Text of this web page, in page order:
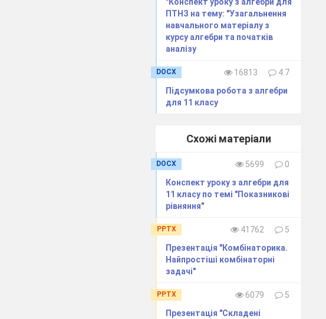
ПТНЗ на тему: "Узагальнення
навчального матеріалу з
курсу алгебри та початків
аналізу
DOCX 16813
4.7
Підсумкова робота з алгебри
для 11 класу
Схожі матеріали
DOCX 5699
0
Конспект уроку з алгебри для
11 класу по темі "Показникові
рівняння"
PPTX 41762
5
Презентація "Комбінаторика.
Найпростіші комбінаторні
задачі"
PPTX 6079
5
Презентація "Складені